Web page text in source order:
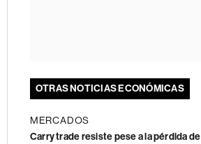
OTRAS NOTICIAS ECONÓMICAS
MERCADOS
Carry trade resiste pese a la pérdida de